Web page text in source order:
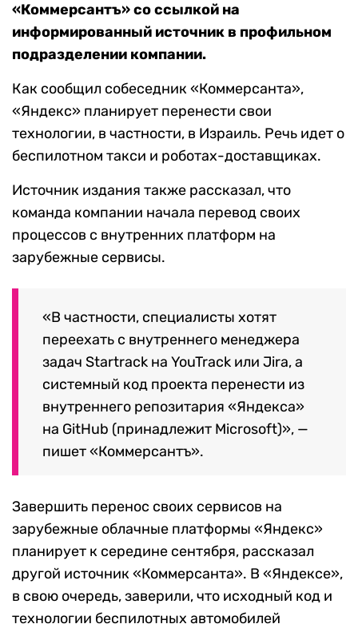
«Коммерсантъ» со ссылкой на
информированный источник в профильном
подразделении компании.
Как сообщил собеседник«Коммерсанта»,
«Яндекс» планирует перенести свои
технологии, в частности, в Израиль. Речь идет о
беспилотном такси и роботах-доставщиках.
Источник издания также рассказал, что
команда компании начала перевод своих
процессов с внутренних платформ на
зарубежные сервисы.
«В частности, специалисты хотят
переехать с внутреннего менеджера
задач Startrack на YouTrack или Jira, а
системный код проекта перенести из
внутреннего репозитария «Яндекса»
на GitHub (принадлежит Microsoft)», —
пишет «Коммерсантъ».
Завершить перенос своих сервисов на
зарубежные облачные платформы «Яндекс»
планирует к середине сентября, рассказал
другой источник «Коммерсанта». В «Яндексе»,
в свою очередь, заверили, что исходный код и
технологии беспилотных автомобилей